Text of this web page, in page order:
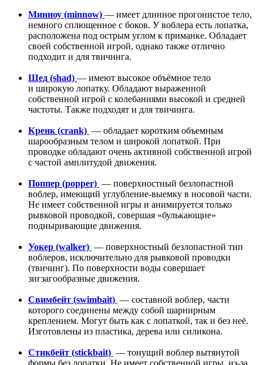
Минноу (minnow) — имеет длинное прогонистое тело,
немного сплющенное с боков. У воблера есть лопатка,
расположена под острым углом к приманке. Обладает
своей собственной игрой, однако также отлично
подходит и для твичинга.
Шед (shad) — имеют высокое объёмное тело
и широкую лопатку. Обладают выраженной
собственной игрой с колебаниями высокой и средней
частоты. Также подходят и для твичинга.
Кренк (сrank) — обладает коротким объемным
шарообразным телом и широкой лопаткой. При
проводке обладают очень активной собственной игрой
с частой амплитудой движения.
Поппер (popper) — поверхностный безлопастной
воблер, имеющий углубление-выемку в носовой части.
Не имеет собственной игры и анимируется только
рывковой проводкой, совершая «булькающие»
подныривающие движения.
Уокер (walker) — поверхностный безлопастной тип
воблеров, исключительно для рывковой проводки
(твичинг). По поверхности воды совершает
зигзагообразные движения.
Cвимбейт (swimbait) — составной воблер, части
которого соединены между собой шарнирным
креплением. Могут быть как с лопаткой, так и без неё.
Изготовлены из пластика, дерева или силикона.
Cтикбейт (stickbait) — тонущий воблер вытянутой
формы без лопатки. Не имеет собственной игры, из-за